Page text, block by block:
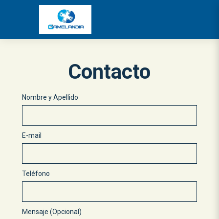
Contacto
Nombre y Apellido
E-mail
Teléfono
Mensaje (Opcional)